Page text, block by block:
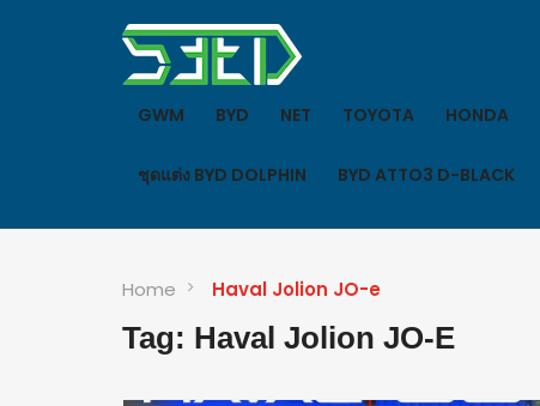
GWM BYD NET TOYOTA HONDA
ชุดแต่ง BYD DOLPHIN BYD ATTO3 D-BLACK
Home Haval Jolion JO-e
Tag: Haval Jolion JO-E